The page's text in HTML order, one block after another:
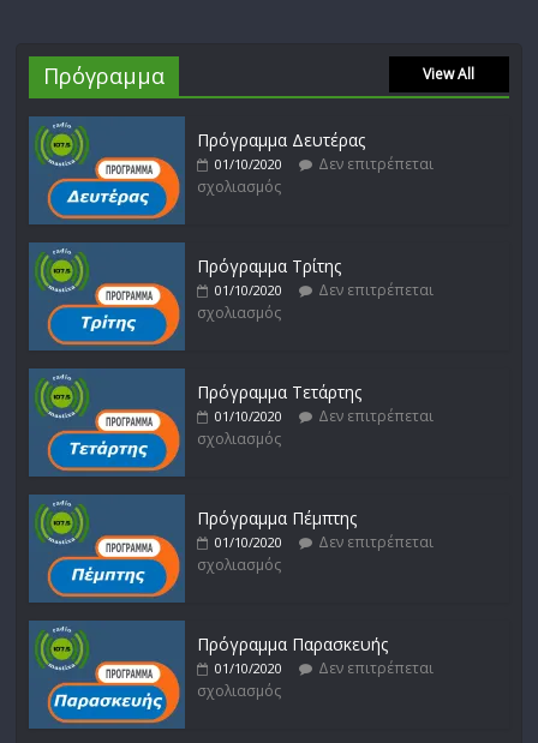
Πρόγραμμα View All
Πρόγραμμα Δευτέρας
01/10/2020
Δεν επιτρέπεται
σχολιασμός
Πρόγραμμα Τρίτης
01/10/2020
Δεν επιτρέπεται
σχολιασμός
Πρόγραμμα Τετάρτης
01/10/2020
Δεν επιτρέπεται
σχολιασμός
Πρόγραμμα Πέμπτης
01/10/2020
Δεν επιτρέπεται
σχολιασμός
Πρόγραμμα Παρασκευής
01/10/2020
Δεν επιτρέπεται
σχολιασμός